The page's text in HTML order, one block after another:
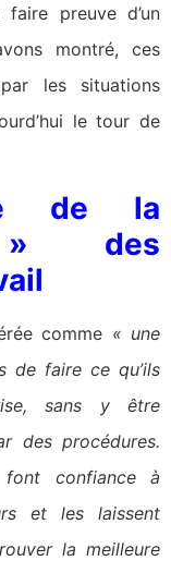
preuve d’un
montré, ces
les situations
le tour de
de la
des
comme « une
de faire ce qu’ils
sans y être
des procédures.
confiance à
et les laissent
la meilleure